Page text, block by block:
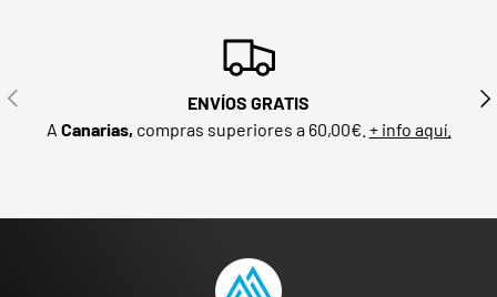
ANTERIOR
ENVÍOS GRATIS
A Canarias, compras superiores a 60,00€. + info aquí.